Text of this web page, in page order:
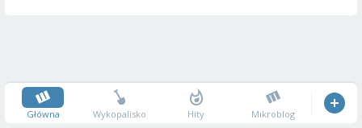
Główna Wykopalisko Hity Mikroblog